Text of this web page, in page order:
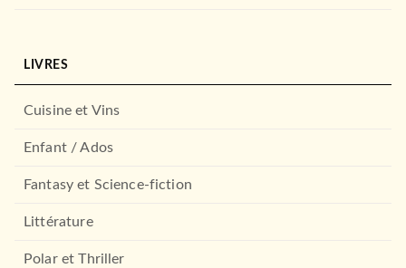
LIVRES
Cuisine et Vins
Enfant / Ados
Fantasy et Science-fiction
Littérature
Polar et Thriller